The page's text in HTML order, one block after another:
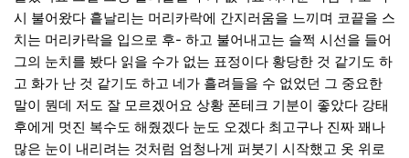
시 불어왔다 흩날리는 머리카락에 간지러움을 느끼며 코끝을 스
치는 머리카락을 입으로 후- 하고 불어내고는 슬쩍 시선을 들어
그의 눈치를 봤다 읽을 수가 없는 표정이다 황당한 것 같기도 하
고 화가 난 것 같기도 하고 네가 흘려들을 수 없었던 그 중요한
말이 뭔데 저도 잘 모르겠어요 상황 폰테크 기분이 좋았다 강태
후에게 멋진 복수도 해줬겠다 눈도 오겠다 최고구나 진짜 꽤나
많은 눈이 내리려는 것처럼 엄청나게 퍼붓기 시작했고 옷 위로